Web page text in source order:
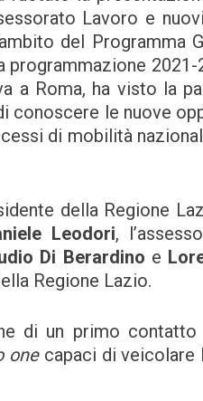
Lavoro e
del Programma
programmazione
a Roma, ha visto la
conoscere le nuove
di mobilità
della Regione
Leodori,
Di Berardino e
Regione Lazio.
di un primo
onecapaci di veicolare